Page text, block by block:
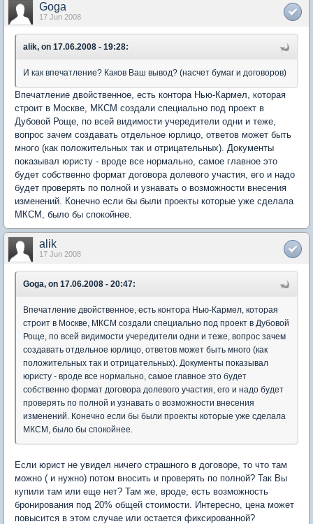
Goga
17 Jun 2008
alik, on 17.06.2008 - 19:28:
И как впечатление? Каков Ваш вывод? (насчет бумаг и договоров)
Впечатление двойственное, есть контора Нью-Кармел, которая
строит в Москве, МКСМ создали специально под проект в
Дубовой Роще, по всей видимости учередители одни и теже,
вопрос зачем создавать отдельное юрлицо, ответов может быть
много (как положительных так и отрицательных). Документы
показывал юристу - вроде все нормально, самое главное это
будет собственно формат договора долевого участия, его и надо
будет проверять по полной и узнавать о возможности внесения
изменений. Конечно если бы были проекты которые уже сделала
МКСМ, было бы спокойнее.
alik
17 Jun 2008
Goga, on 17.06.2008 - 20:47:
Впечатление двойственное, есть контора Нью-Кармел, которая
строит в Москве, МКСМ создали специально под проект в Дубовой
Роще, по всей видимости учередители одни и теже, вопрос зачем
создавать отдельное юрлицо, ответов может быть много (как
положительных так и отрицательных). Документы показывал
юристу - вроде все нормально, самое главное это будет
собственно формат договора долевого участия, его и надо будет
проверять по полной и узнавать о возможности внесения
изменений. Конечно если бы были проекты которые уже сделала
МКСМ, было бы спокойнее.
Если юрист не увидел ничего страшного в договоре, то что там
можно ( и нужно) потом вносить и проверять по полной? Так Вы
купили там или еще нет? Там же, вроде, есть возможность
бронирования под 20% общей стоимости. Интересно, цена может
повысится в этом случае или остается фиксированной?